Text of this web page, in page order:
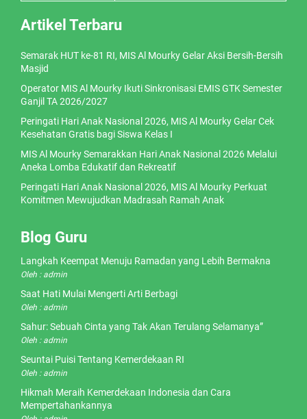
Artikel Terbaru
Semarak HUT ke-81 RI, MIS Al Mourky Gelar Aksi Bersih-Bersih
Masjid
Operator MIS Al Mourky Ikuti Sinkronisasi EMIS GTK Semester
Ganjil TA 2026/2027
Peringati Hari Anak Nasional 2026, MIS Al Mourky Gelar Cek
Kesehatan Gratis bagi Siswa Kelas I
MIS Al Mourky Semarakkan Hari Anak Nasional 2026 Melalui
Aneka Lomba Edukatif dan Rekreatif
Peringati Hari Anak Nasional 2026, MIS Al Mourky Perkuat
Komitmen Mewujudkan Madrasah Ramah Anak
Blog Guru
Langkah Keempat Menuju Ramadan yang Lebih Bermakna
Oleh : admin
Saat Hati Mulai Mengerti Arti Berbagi
Oleh : admin
Sahur: Sebuah Cinta yang Tak Akan Terulang Selamanya”
Oleh : admin
Seuntai Puisi Tentang Kemerdekaan RI
Oleh : admin
Hikmah Meraih Kemerdekaan Indonesia dan Cara
Mempertahankannya